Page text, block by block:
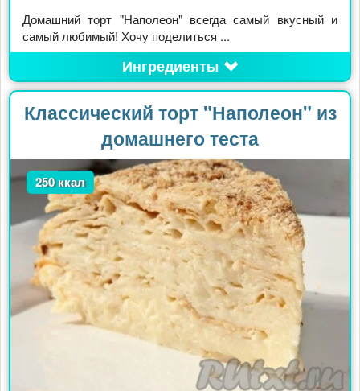
Домашний торт "Наполеон" всегда самый вкусный и
самый любимый! Хочу поделиться ...
Ингредиенты
Классический торт "Наполеон" из
домашнего теста
250 ккал